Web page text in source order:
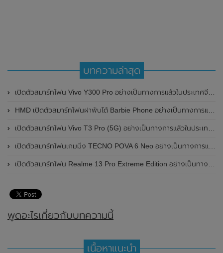
บทความล่าสุด
เปิดตัวสมาร์ทโฟน Vivo Y300 Pro อย่างเป็นทางการแล้วในประเทศจีน มาพร้อมดีไซน์พรีเมี่ยม ทนทาน และแบตเตอรี่สุดอึดขนาดใหญ่ 6,500mAh พร้อมรองรับการชาร์จไว 80W
HMD เปิดตัวสมาร์ทโฟนฝาพับได้ Barbie Phone อย่างเป็นทางการแล้ว มาพร้อมธีมสีชมพูสดใส
เปิดตัวสมาร์ทโฟน Vivo T3 Pro (5G) อย่างเป็นทางการแล้วในประเทศอินเดีย
เปิดตัวสมาร์ทโฟนเกมมิ่ง TECNO POVA 6 Neo อย่างเป็นทางการแล้วในประเทศไทย ในราคา 8,499 บาท
เปิดตัวสมาร์ทโฟน Realme 13 Pro Extreme Edition อย่างเป็นทางการแล้วในประเทศจีน
พูดอะไรเกี่ยวกับบทความนี้
เนื้อหาแนะนำ